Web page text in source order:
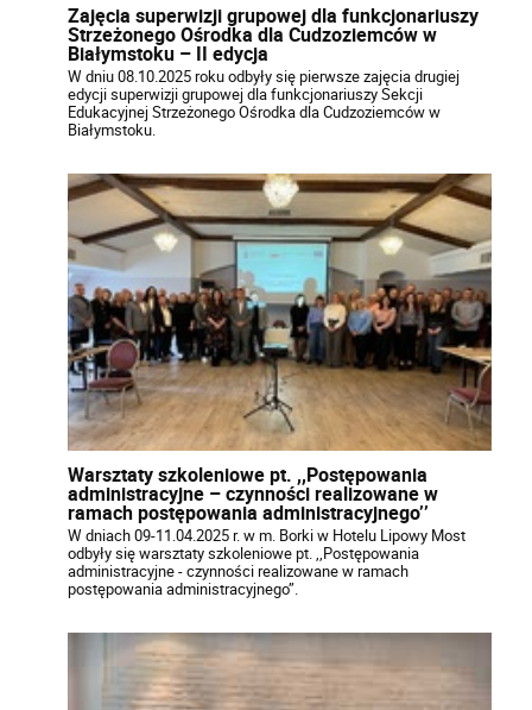
Zajęcia superwizji grupowej dla funkcjonariuszy
Strzeżonego Ośrodka dla Cudzoziemców w
Białymstoku – II edycja
W dniu 08.10.2025 roku odbyły się pierwsze zajęcia drugiej
edycji superwizji grupowej dla funkcjonariuszy Sekcji
Edukacyjnej Strzeżonego Ośrodka dla Cudzoziemców w
Białymstoku.
Warsztaty szkoleniowe pt. ,,Postępowania
administracyjne – czynności realizowane w
ramach postępowania administracyjnego’’
W dniach 09-11.04.2025 r. w m. Borki w Hotelu Lipowy Most
odbyły się warsztaty szkoleniowe pt. ,,Postępowania
administracyjne - czynności realizowane w ramach
postępowania administracyjnego’’.